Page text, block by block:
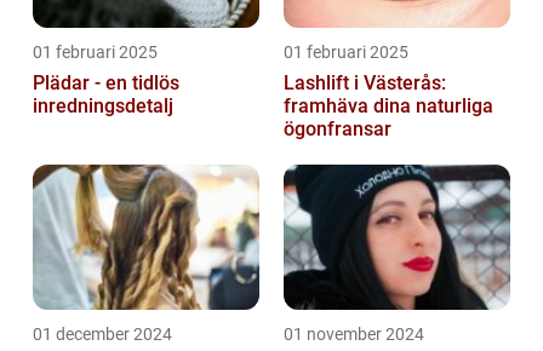
01 februari 2025
Plädar - en tidlös
inredningsdetalj
01 februari 2025
Lashlift i Västerås:
framhäva dina naturliga
ögonfransar
01 december 2024 01 november 2024